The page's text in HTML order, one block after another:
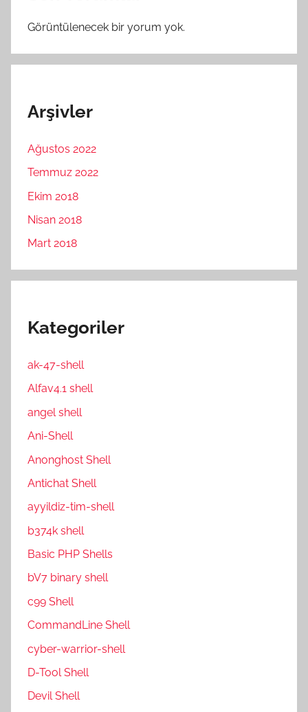
Görüntülenecek bir yorum yok.
Arşivler
Ağustos 2022
Temmuz 2022
Ekim 2018
Nisan 2018
Mart 2018
Kategoriler
ak-47-shell
Alfav4.1 shell
angel shell
Ani-Shell
Anonghost Shell
Antichat Shell
ayyildiz-tim-shell
b374k shell
Basic PHP Shells
bV7 binary shell
c99 Shell
CommandLine Shell
cyber-warrior-shell
D-Tool Shell
Devil Shell